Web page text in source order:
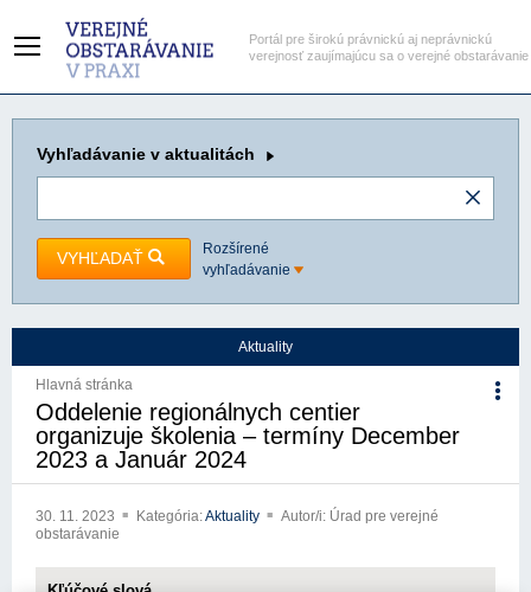
Portál pre širokú právnickú aj neprávnickú
verejnosť zaujímajúcu sa o verejné obstarávanie
Vyhľadávanie v aktualitách
VYHĽADAŤ
Rozšírené
vyhľadávanie
Aktuality
Hlavná stránka
Oddelenie regionálnych centier
organizuje školenia – termíny December
2023 a Január 2024
30. 11. 2023 Kategória:Aktuality
Autor/i: Úrad pre verejné
obstarávanie